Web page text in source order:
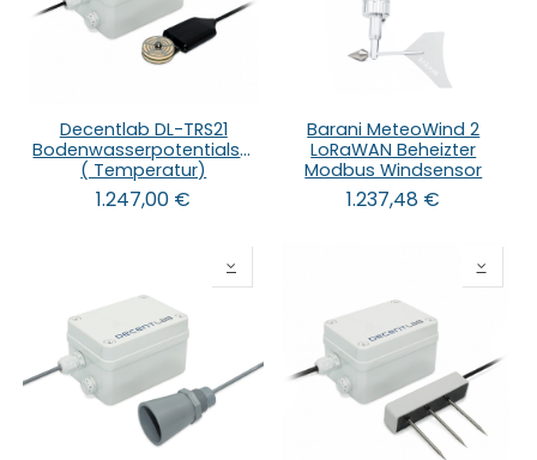
Decentlab DL-TRS21
Bodenwasserpotentialsensor
( Temperatur)
1.247,00 €
Barani MeteoWind 2
LoRaWAN Beheizter
Modbus Windsensor
1.237,48 €